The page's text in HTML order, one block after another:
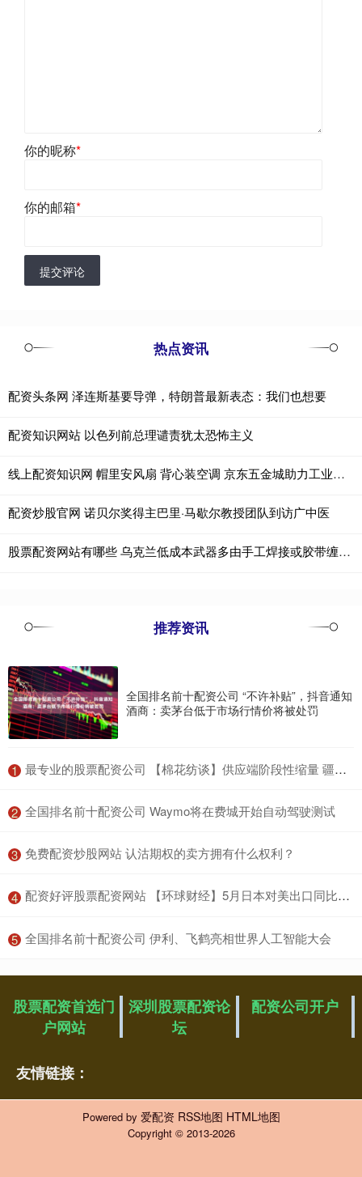
你的昵称*
你的邮箱*
提交评论
热点资讯
配资头条网 泽连斯基要导弹，特朗普最新表态：我们也想要
配资知识网站 以色列前总理谴责犹太恐怖主义
线上配资知识网 帽里安风扇 背心装空调 京东五金城助力工业生产“降温增效”
配资炒股官网 诺贝尔奖得主巴里·马歇尔教授团队到访广中医
股票配资网站有哪些 乌克兰低成本武器多由手工焊接或胶带缠绕 防长：都是消耗品，随时会被击落或炸毁
推荐资讯
全国排名前十配资公司 “不许补贴”，抖音通知
酒商：卖茅台低于市场行情价将被处罚
1 ​最专业的股票配资公司 【棉花纺谈】供应端阶段性缩量 疆棉基差坚挺
2 ​全国排名前十配资公司 Waymo将在费城开始自动驾驶测试
3 ​免费配资炒股网站 认沽期权的卖方拥有什么权利？
4 ​配资好评股票配资网站 【环球财经】5月日本对美出口同比大降
5 ​全国排名前十配资公司 伊利、飞鹤亮相世界人工智能大会
股票配资首选门
户网站
深圳股票配资论
坛
配资公司开户
友情链接：
Powered by 爱配资 RSS地图 HTML地图
Copyright © 2013-2026